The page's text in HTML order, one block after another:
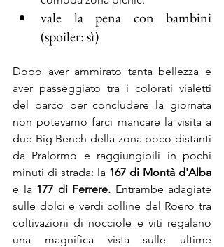
vale la pena con bambini
(spoiler: sì)
Dopo aver ammirato tanta bellezza e
aver passeggiato tra i colorati vialetti
del parco per concludere la giornata
non potevamo farci mancare la visita a
due Big Bench della zona poco distanti
da Pralormo e raggiungibili in pochi
minuti di strada: la 167 di Montà d'Alba
e la 177 di Ferrere. Entrambe adagiate
sulle dolci e verdi colline del Roero tra
coltivazioni di nocciole e viti regalano
una magnifica vista sulle ultime